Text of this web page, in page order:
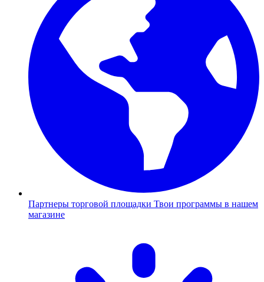
Партнеры торговой площадки Твои программы в нашем
магазине